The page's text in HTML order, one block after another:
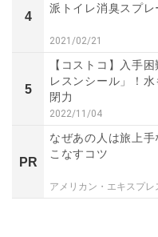
4
派トイレ消臭スプ
2021/02/21
5
【コストコ】入手
レスンシール」！
閉力
2022/11/04
PR
なぜあの人は旅上
こなすコツ
アメリカン・エキスプレ